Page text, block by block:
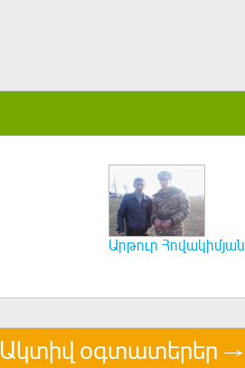
Արթուր Հովակիմյան
Ակտիվ օգտատերեր